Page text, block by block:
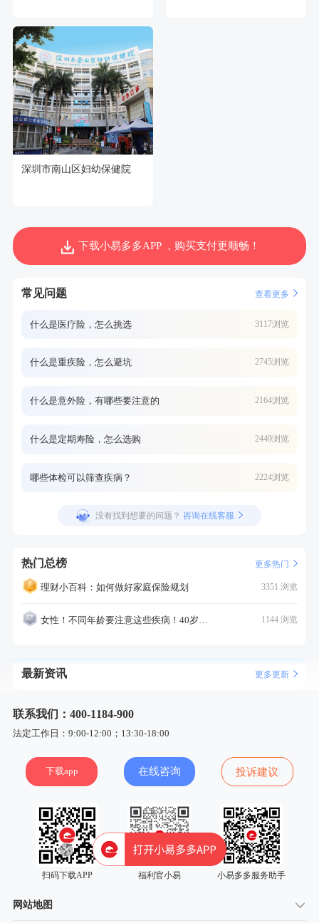
深圳市南山区妇幼保健院
下载小易多多APP ，购买支付更顺畅！
常见问题 查看更多
什么是医疗险，怎么挑选 3117浏览
什么是重疾险，怎么避坑 2745浏览
什么是意外险，有哪些要注意的 2164浏览
什么是定期寿险，怎么选购 2449浏览
哪些体检可以筛查疾病？ 2224浏览
没有找到想要的问题？ 咨询在线客服
热门总榜 更多热门
理财小百科：如何做好家庭保险规划 3351 浏览
女性！不同年龄要注意这些疾病！40岁的这个疾病最需要注意！ 1144 浏览
最新资讯 更多更新
联系我们：400-1184-900
法定工作日：9:00-12:00；13:30-18:00
下载app 在线咨询 投诉建议
扫码下载APP 福利官小易 小易多多服务助手
网站地图